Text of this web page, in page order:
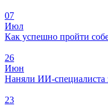
07
Июл
Как успешно пройти
26
Июн
Наняли ИИ-специалиста
23